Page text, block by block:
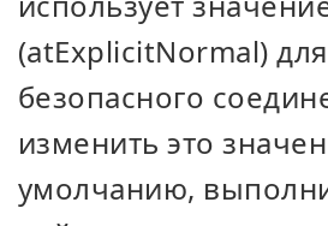
(atExplicitNormal) для
безопасного
изменить это
умолчанию,